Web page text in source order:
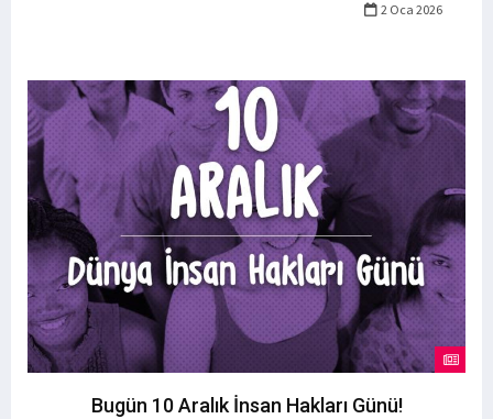
2 Oca 2026
Bugün 10 Aralık İnsan Hakları Günü!